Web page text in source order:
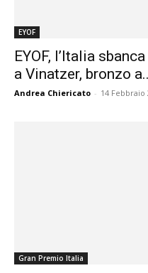
EYOF
EYOF, l’Italia
a Vinatzer, bronzo
Andrea Chiericato - 14 Febbraio
Gran Premio Italia